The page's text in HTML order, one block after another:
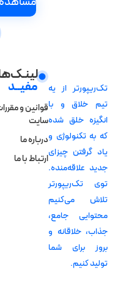
تک‌ریپورتر از یه
تیم خلاق و با
انگیزه خلق شده
که به تکنولوژی و
یاد گرفتن چیزای
جدید علاقه‌منده.
توی تک‌ریپورتر
تلاش می‌کنیم
محتوایی جامع،
جذاب، خلاقانه و
بروز برای شما
تولید کنیم.
مفیــد
قوانین و
سایت
درباره ما
ارتباط با ما